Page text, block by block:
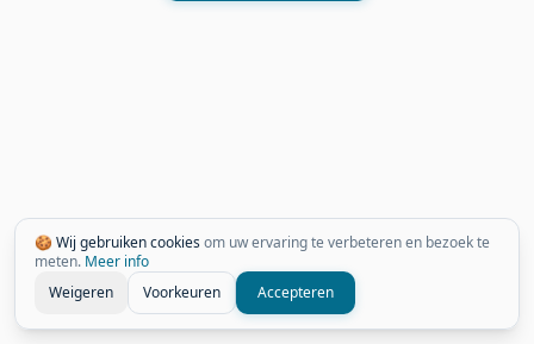
🍪 Wij gebruiken cookiesom uw ervaring te verbeteren en bezoek te
meten. Meer info
Weigeren
Voorkeuren Accepteren